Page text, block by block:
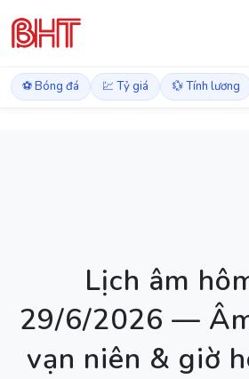
⚽ Bóng đá 💹 Tỷ giá 💱 Tính lương
Lịch âm
29/6/2026 —
vạn niên & giờ